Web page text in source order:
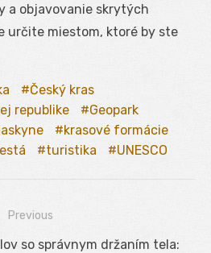
a objavovanie skrytých
určite miestom, ktoré by ste
Český kras
republike
Geopark
krasové formácie
turistika UNESCO
Previous
so správnym držaním tela: